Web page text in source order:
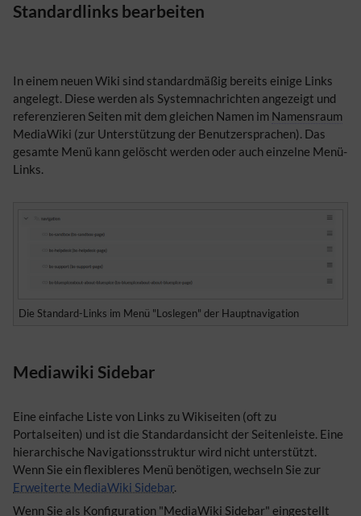
Standardlinks bearbeiten
In einem neuen Wiki sind standardmäßig bereits einige Links
angelegt. Diese werden als Systemnachrichten angezeigt und
referenzieren Seiten mit dem gleichen Namen im Namensraum
MediaWiki (zur Unterstützung der Benutzersprachen). Das
gesamte Menü kann gelöscht werden oder auch einzelne Menü-
Links.
Die Standard-Links im Menü "Loslegen" der Hauptnavigation
Mediawiki Sidebar
Eine einfache Liste von Links zu Wikiseiten (oft zu
Portalseiten) und ist die Standardansicht der Seitenleiste. Eine
hierarchische Navigationsstruktur wird nicht unterstützt.
Wenn Sie ein flexibleres Menü benötigen, wechseln Sie zur
Erweiterte MediaWiki Sidebar.
Wenn Sie als Konfiguration "MediaWiki Sidebar" eingestellt